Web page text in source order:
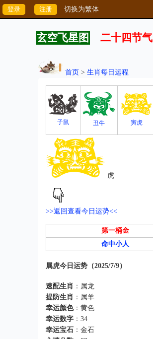
切换为繁体
玄空飞星图 二十四节气
首页 > 生肖每日运程
子鼠 丑牛 寅虎
虎
>>返回查看今日运势<<
第一桶金
命中小人
属虎今日运势（2025/7/9）
速配生肖 ：属龙
提防生肖 ：属羊
幸运颜色：黄色
幸运数字 ：34
幸运宝石 ：金石